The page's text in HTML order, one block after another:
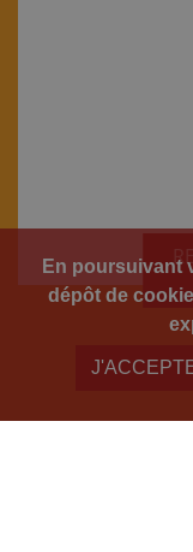
En poursuivant
dépôt de